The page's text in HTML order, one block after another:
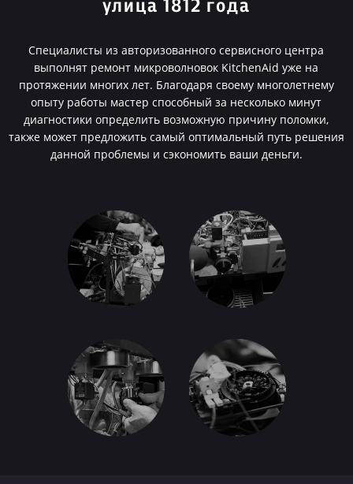
улица 1812 года
Специалисты из авторизованного сервисного центра
выполнят ремонт микроволновок KitchenAid уже на
протяжении многих лет. Благодаря своему многолетнему
опыту работы мастер способный за несколько минут
диагностики определить возможную причину поломки,
также может предложить самый оптимальный путь решения
данной проблемы и сэкономить ваши деньги.